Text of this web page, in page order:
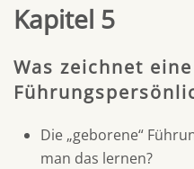
Kapitel 5
Was zeichnet
Die „geborene“
man das lernen?